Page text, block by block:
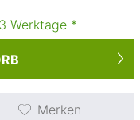
3 Werktage *
Merken